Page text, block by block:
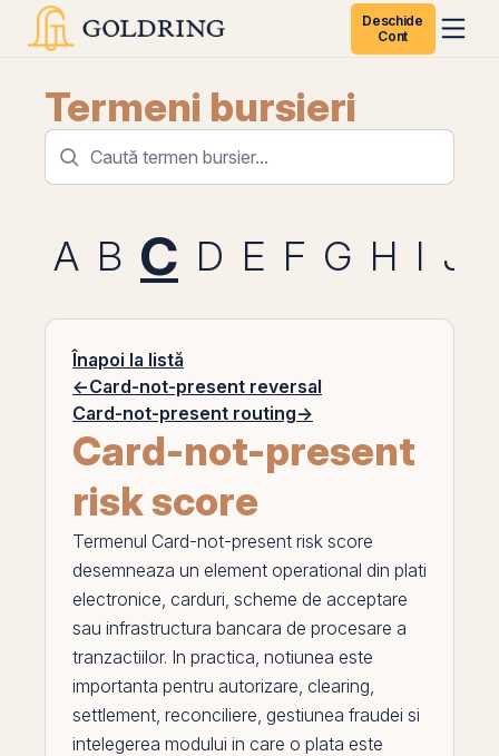
Deschide
Cont
Termeni bursieri
A B C D E F G H I J
Înapoi la listă
←Card-not-present reversal
Card-not-present routing→
Card-not-present
risk score
Termenul Card-not-present risk score
desemneaza un element operational din plati
electronice, carduri, scheme de acceptare
sau infrastructura bancara de procesare a
tranzactiilor. In practica, notiunea este
importanta pentru autorizare, clearing,
settlement, reconciliere, gestiunea fraudei si
intelegerea modului in care o plata este